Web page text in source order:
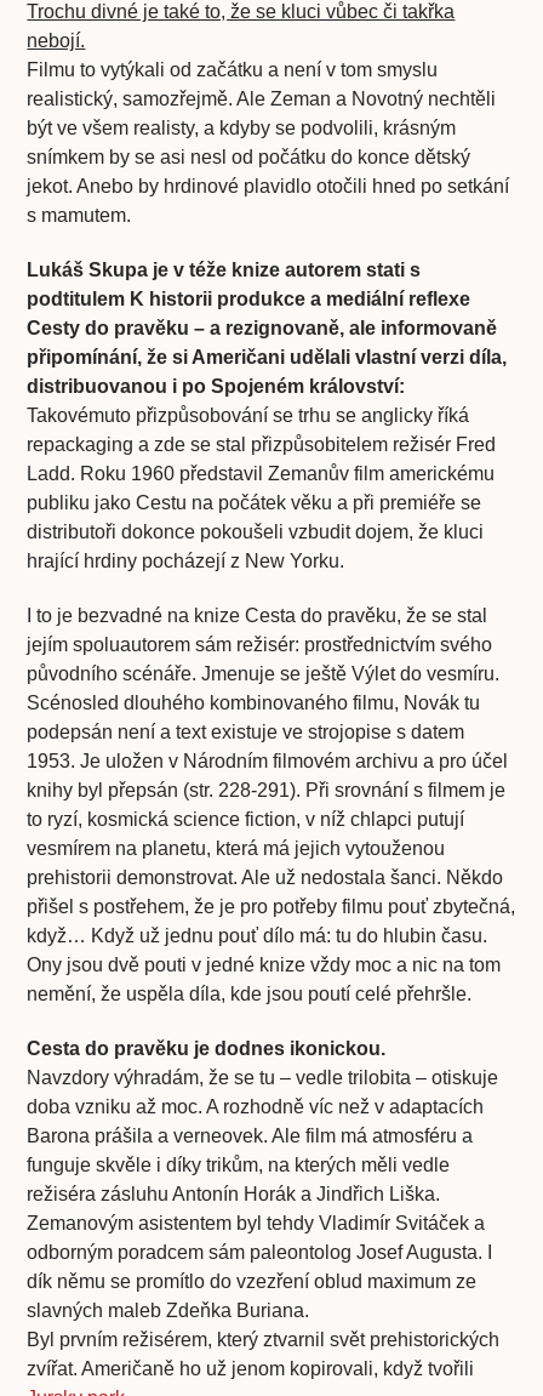
Trochu divné je také to, že se kluci vůbec či takřka
nebojí.
Filmu to vytýkali od začátku a není v tom smyslu
realistický, samozřejmě. Ale Zeman a Novotný nechtěli
být ve všem realisty, a kdyby se podvolili, krásným
snímkem by se asi nesl od počátku do konce dětský
jekot. Anebo by hrdinové plavidlo otočili hned po setkání
s mamutem.
Lukáš Skupa je v téže knize autorem stati s
podtitulem K historii produkce a mediální reflexe
Cesty do pravěku – a rezignovaně, ale informovaně
připomínání, že si Američani udělali vlastní verzi díla,
distribuovanou i po Spojeném království:
Takovémuto přizpůsobování se trhu se anglicky říká
repackaging a zde se stal přizpůsobitelem režisér Fred
Ladd. Roku 1960 představil Zemanův film americkému
publiku jako Cestu na počátek věku a při premiéře se
distributoři dokonce pokoušeli vzbudit dojem, že kluci
hrající hrdiny pocházejí z New Yorku.
I to je bezvadné na knize Cesta do pravěku, že se stal
jejím spoluautorem sám režisér: prostřednictvím svého
původního scénáře. Jmenuje se ještě Výlet do vesmíru.
Scénosled dlouhého kombinovaného filmu, Novák tu
podepsán není a text existuje ve strojopise s datem
1953. Je uložen v Národním filmovém archivu a pro účel
knihy byl přepsán (str. 228-291). Při srovnání s filmem je
to ryzí, kosmická science fiction, v níž chlapci putují
vesmírem na planetu, která má jejich vytouženou
prehistorii demonstrovat. Ale už nedostala šanci. Někdo
přišel s postřehem, že je pro potřeby filmu pouť zbytečná,
když… Když už jednu pouť dílo má: tu do hlubin času.
Ony jsou dvě pouti v jedné knize vždy moc a nic na tom
nemění, že uspěla díla, kde jsou poutí celé přehršle.
Cesta do pravěku je dodnes ikonickou.
Navzdory výhradám, že se tu – vedle trilobita – otiskuje
doba vzniku až moc. A rozhodně víc než v adaptacích
Barona prášila a verneovek. Ale film má atmosféru a
funguje skvěle i díky trikům, na kterých měli vedle
režiséra zásluhu Antonín Horák a Jindřich Liška.
Zemanovým asistentem byl tehdy Vladimír Svitáček a
odborným poradcem sám paleontolog Josef Augusta. I
dík němu se promítlo do vzezření oblud maximum ze
slavných maleb Zdeňka Buriana.
Byl prvním režisérem, který ztvarnil svět prehistorických
zvířat. Američaně ho už jenom kopirovali, když tvořili